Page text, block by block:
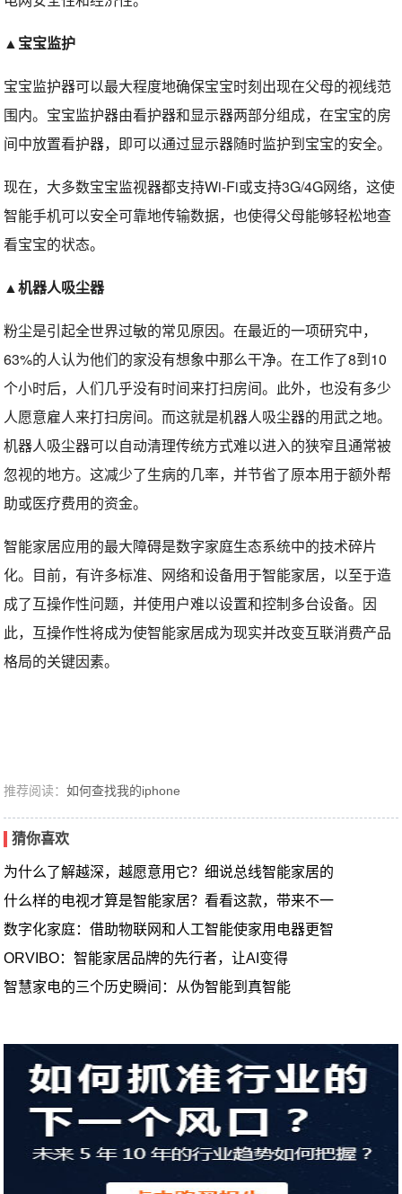
▲宝宝监护
宝宝监护器可以最大程度地确保宝宝时刻出现在父母的视线范
围内。宝宝监护器由看护器和显示器两部分组成，在宝宝的房
间中放置看护器，即可以通过显示器随时监护到宝宝的安全。
现在，大多数宝宝监视器都支持Wi-Fi或支持3G/4G网络，这使
智能手机可以安全可靠地传输数据，也使得父母能够轻松地查
看宝宝的状态。
▲机器人吸尘器
粉尘是引起全世界过敏的常见原因。在最近的一项研究中，
63%的人认为他们的家没有想象中那么干净。在工作了8到10
个小时后，人们几乎没有时间来打扫房间。此外，也没有多少
人愿意雇人来打扫房间。而这就是机器人吸尘器的用武之地。
机器人吸尘器可以自动清理传统方式难以进入的狭窄且通常被
忽视的地方。这减少了生病的几率，并节省了原本用于额外帮
助或医疗费用的资金。
智能家居应用的最大障碍是数字家庭生态系统中的技术碎片
化。目前，有许多标准、网络和设备用于智能家居，以至于造
成了互操作性问题，并使用户难以设置和控制多台设备。因
此，互操作性将成为使智能家居成为现实并改变互联消费产品
格局的关键因素。
推荐阅读：如何查找我的iphone
猜你喜欢
为什么了解越深，越愿意用它？细说总线智能家居的
什么样的电视才算是智能家居？看看这款，带来不一
数字化家庭：借助物联网和人工智能使家用电器更智
ORVIBO：智能家居品牌的先行者，让AI变得
智慧家电的三个历史瞬间：从伪智能到真智能